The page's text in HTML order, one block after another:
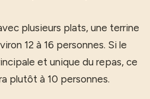
plusieurs plats, une terrine
12 à 16 personnes. Si le
et unique du repas, ce
plutôt à 10 personnes.